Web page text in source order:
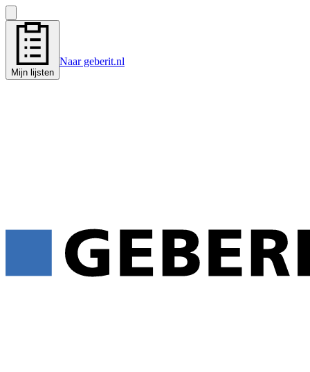
Mijn lijsten
Naar geberit.nl